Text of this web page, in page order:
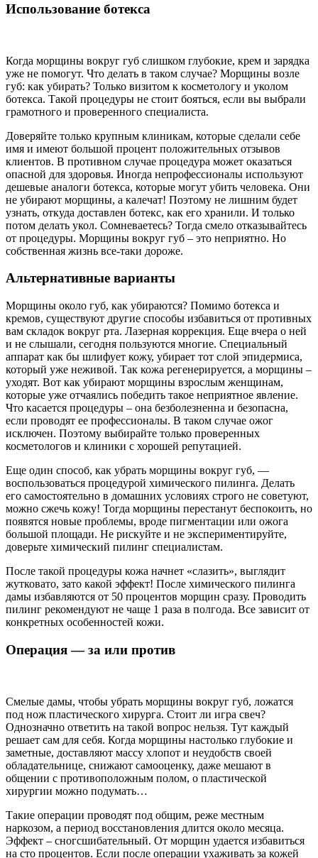
Использование ботекса
Когда морщины вокруг губ слишком глубокие, крем и зарядка
уже не помогут. Что делать в таком случае? Морщины возле
губ: как убирать? Только визитом к косметологу и уколом
ботекса. Такой процедуры не стоит бояться, если вы выбрали
грамотного и проверенного специалиста.
Доверяйте только крупным клиникам, которые сделали себе
имя и имеют большой процент положительных отзывов
клиентов. В противном случае процедура может оказаться
опасной для здоровья. Иногда непрофессионалы используют
дешевые аналоги ботекса, которые могут убить человека. Они
не убирают морщины, а калечат! Поэтому не лишним будет
узнать, откуда доставлен ботекс, как его хранили. И только
потом делать укол. Сомневаетесь? Тогда смело отказывайтесь
от процедуры. Морщины вокруг губ – это неприятно. Но
собственная жизнь все-таки дороже.
Альтернативные варианты
Морщины около губ, как убираются? Помимо ботекса и
кремов, существуют другие способы избавиться от противных
вам складок вокруг рта. Лазерная коррекция. Еще вчера о ней
и не слышали, сегодня пользуются многие. Специальный
аппарат как бы шлифует кожу, убирает тот слой эпидермиса,
который уже неживой. Так кожа регенерируется, а морщины –
уходят. Вот как убирают морщины взрослым женщинам,
которые уже отчаялись победить такое неприятное явление.
Что касается процедуры – она безболезненна и безопасна,
если проводят ее профессионалы. В таком случае ожог
исключен. Поэтому выбирайте только проверенных
косметологов и клиники с хорошей репутацией.
Еще один способ, как убрать морщины вокруг губ, —
воспользоваться процедурой химического пилинга. Делать
его самостоятельно в домашних условиях строго не советуют,
можно сжечь кожу! Тогда морщины перестанут беспокоить, но
появятся новые проблемы, вроде пигментации или ожога
большой площади. Не рискуйте и не экспериментируйте,
доверьте химический пилинг специалистам.
После такой процедуры кожа начнет «слазить», выглядит
жутковато, зато какой эффект! После химического пилинга
дамы избавляются от 50 процентов морщин сразу. Проводить
пилинг рекомендуют не чаще 1 раза в полгода. Все зависит от
конкретных особенностей кожи.
Операция — за или против
Смелые дамы, чтобы убрать морщины вокруг губ, ложатся
под нож пластического хирурга. Стоит ли игра свеч?
Однозначно ответить на такой вопрос нельзя. Тут каждый
решает сам для себя. Когда морщины настолько глубокие и
заметные, доставляют массу хлопот и неудобств своей
обладательнице, снижают самооценку, даже мешают в
общении с противоположным полом, о пластической
хирургии можно подумать…
Такие операции проводят под общим, реже местным
наркозом, а период восстановления длится около месяца.
Эффект – сногсшибательный. От морщин удается избавиться
на сто процентов. Если после операции ухаживать за кожей